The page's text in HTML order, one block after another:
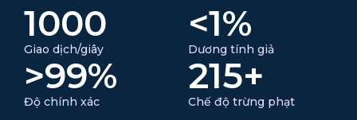
1000
Giao dịch/giây
<1%
Dương tính giả
>99%
Độ chính xác
215+
Chế độ trừng phạt